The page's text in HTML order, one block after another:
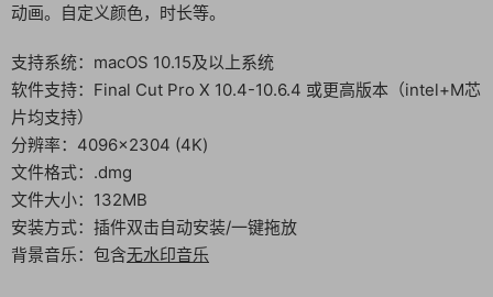
动画。自定义颜色，时长等。
支持系统：macOS 10.15及以上系统
软件支持：Final Cut Pro X 10.4-10.6.4 或更高版本（intel+M芯
片均支持）
分辨率：4096×2304 (4K)
文件格式：.dmg
文件大小：132MB
安装方式：插件双击自动安装/一键拖放
背景音乐：包含无水印音乐